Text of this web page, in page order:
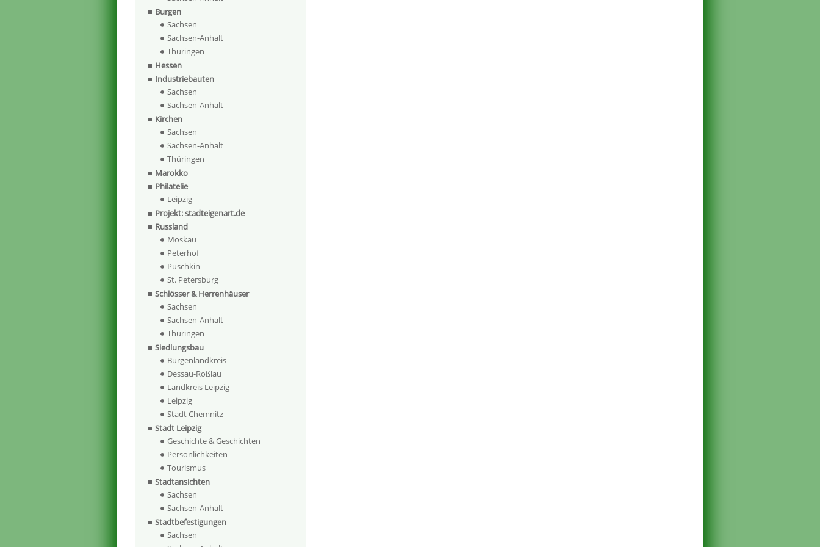
Burgen
Sachsen
Sachsen-Anhalt
Thüringen
Hessen
Industriebauten
Sachsen
Sachsen-Anhalt
Kirchen
Sachsen
Sachsen-Anhalt
Thüringen
Marokko
Philatelie
Leipzig
Projekt: stadteigenart.de
Russland
Moskau
Peterhof
Puschkin
St. Petersburg
Schlösser & Herrenhäuser
Sachsen
Sachsen-Anhalt
Thüringen
Siedlungsbau
Burgenlandkreis
Dessau-Roßlau
Landkreis Leipzig
Leipzig
Stadt Chemnitz
Stadt Leipzig
Geschichte & Geschichten
Persönlichkeiten
Tourismus
Stadtansichten
Sachsen
Sachsen-Anhalt
Stadtbefestigungen
Sachsen